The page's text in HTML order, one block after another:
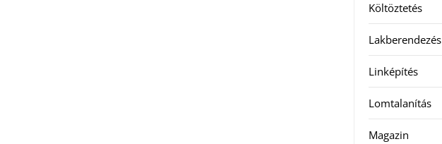
Költöztetés
Lakberendezés
Linképítés
Lomtalanítás
Magazin